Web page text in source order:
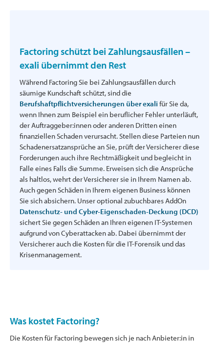
Factoring schützt bei Zahlungsausfällen –
exali übernimmt den Rest
Während Factoring Sie bei Zahlungsausfällen durch
säumige Kundschaft schützt, sind die
Berufshaftpflichtversicherungen über exali für Sie da,
wenn Ihnen zum Beispiel ein beruflicher Fehler unterläuft,
der Auftraggeber:innen oder anderen Dritten einen
finanziellen Schaden verursacht. Stellen diese Parteien nun
Schadenersatzansprüche an Sie, prüft der Versicherer diese
Forderungen auch ihre Rechtmäßigkeit und begleicht in
Falle eines Falls die Summe. Erweisen sich die Ansprüche
als haltlos, wehrt der Versicherer sie in Ihrem Namen ab.
Auch gegen Schäden in Ihrem eigenen Business können
Sie sich absichern. Unser optional zubuchbares AddOn
Datenschutz- und Cyber-Eigenschaden-Deckung (DCD)
sichert Sie gegen Schäden an Ihren eigenen IT-Systemen
aufgrund von Cyberattacken ab. Dabei übernimmt der
Versicherer auch die Kosten für die IT-Forensik und das
Krisenmanagement.
Was kostet Factoring?
Die Kosten für Factoring bewegen sich je nach Anbieter:in in